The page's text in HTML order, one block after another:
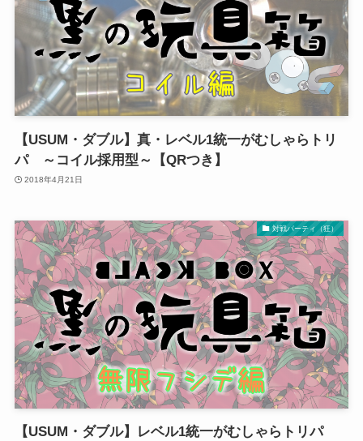
【USUM・ダブル】真・レベル1統一がむしゃらトリ
パ ～コイル採用型～【QRつき】
2018年4月21日
対戦パーティ（狂）
【USUM・ダブル】レベル1統一がむしゃらトリパ